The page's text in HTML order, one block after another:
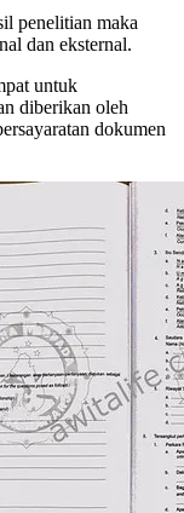
penelitian maka
dan eksternal.
untuk
diberikan oleh
dokumen